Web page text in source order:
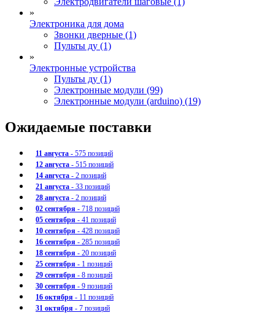
»
Электроника для дома
Звонки дверные (1)
Пульты ду (1)
»
Электронные устройства
Пульты ду (1)
Электронные модули (99)
Электронные модули (arduino) (19)
Ожидаемые поставки
11 августа - 575 позиций
12 августа - 515 позиций
14 августа - 2 позиций
21 августа - 33 позиций
28 августа - 2 позиций
02 сентября - 718 позиций
05 сентября - 41 позиций
10 сентября - 428 позиций
16 сентября - 285 позиций
18 сентября - 20 позиций
25 сентября - 1 позиций
29 сентября - 8 позиций
30 сентября - 9 позиций
16 октября - 11 позиций
31 октября - 7 позиций